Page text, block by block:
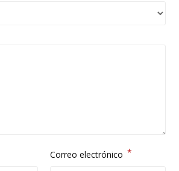
Correo electrónico *